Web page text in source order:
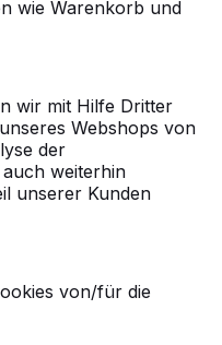
wie Warenkorb und
wir mit Hilfe Dritter
Webshops von
der
weiterhin
unserer Kunden
von/für die
26-10-2023
Design